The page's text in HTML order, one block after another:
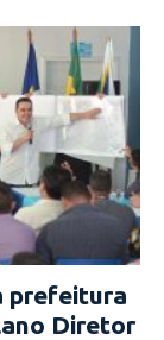
prefeitura
Diretor